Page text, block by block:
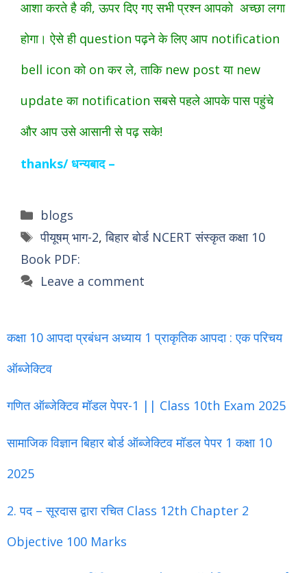
आशा करते है की, ऊपर दिए गए सभी प्रश्न आपको अच्छा लगा
होगा। ऐसे ही question पढ़ने के लिए आप notification
bell icon को on कर ले, ताकि new post या new
update का notification सबसे पहले आपके पास पहुंचे
और आप उसे आसानी से पढ़ सके!
thanks/ धन्यबाद –
Categories
blogs
Tags
पीयूषम् भाग-2,बिहार बोर्ड NCERT संस्कृत कक्षा 10
Book PDF:
Leave a comment
कक्षा 10 आपदा प्रबंधन अध्याय 1 प्राकृतिक आपदा : एक परिचय
ऑब्जेक्टिव
गणित ऑब्जेक्टिव मॉडल पेपर-1 || Class 10th Exam 2025
सामाजिक विज्ञान बिहार बोर्ड ऑब्जेक्टिव मॉडल पेपर 1 कक्षा 10
2025
2. पद – सूरदास द्वारा रचित Class 12th Chapter 2
Objective 100 Marks